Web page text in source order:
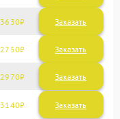
3630
2750
2970
3140